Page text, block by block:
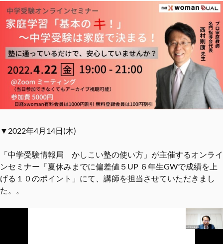
▼2022年4月14日(木)
「中学受験情報局 かしこい塾の使い方」が主催するオンライ
ンセミナー「夏休みまでに偏差値５UP ６年生GWで成績を上
げる１０のポイント」にて、講師を担当させていただきまし
た。。